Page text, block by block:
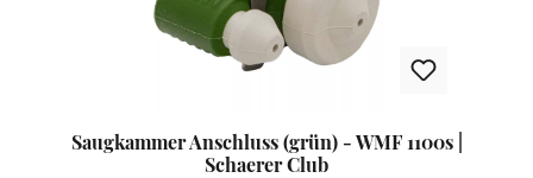
Saugkammer Anschluss (grün) - WMF 1100s |
Schaerer Club